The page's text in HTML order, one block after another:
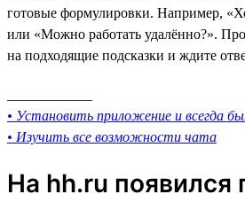
готовые формулировки. Например,
или «Можно работать удалённо?».
на подходящие подсказки и ждите
• Установить приложение и всегда
• Изучить все возможности чата
На hh.ru появился